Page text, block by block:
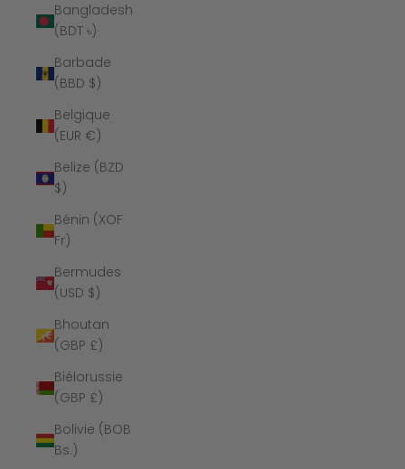
Bangladesh
(BDT ৳)
Barbade
(BBD $)
Belgique
(EUR €)
Belize (BZD
$)
Bénin (XOF
Fr)
Bermudes
(USD $)
Bhoutan
(GBP £)
Biélorussie
(GBP £)
Bolivie (BOB
Bs.)